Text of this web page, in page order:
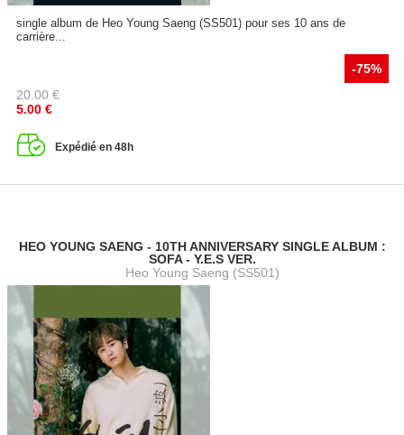
single album de Heo Young Saeng (SS501) pour ses 10 ans de
carrière...
-75%
20.00 €
5.00 €
Expédié en 48h
HEO YOUNG SAENG - 10TH ANNIVERSARY SINGLE ALBUM :
SOFA - Y.E.S VER.
Heo Young Saeng (SS501)